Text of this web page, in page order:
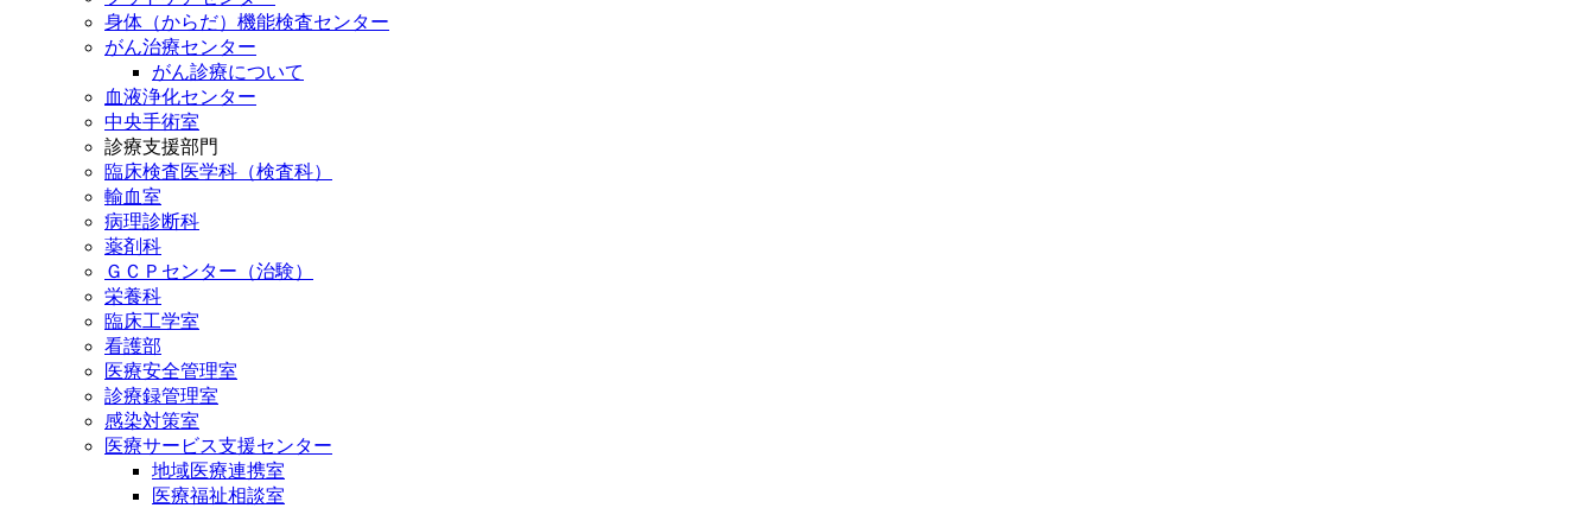
身体（からだ）機能検査センター
がん治療センター
がん診療について
血液浄化センター
中央手術室
診療支援部門
臨床検査医学科（検査科）
輸血室
病理診断科
薬剤科
ＧＣＰセンター（治験）
栄養科
臨床工学室
看護部
医療安全管理室
診療録管理室
感染対策室
医療サービス支援センター
地域医療連携室
医療福祉相談室